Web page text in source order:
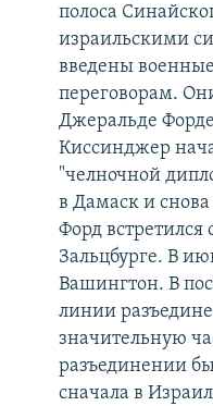
полоса
израильскими
введены
переговорам.
Джеральде
Киссинджер
"челночной
в Дамаск и
Форд встретился
Зальцбурге. В
Вашингтон. В
линии
значительную
разъединении
сначала в